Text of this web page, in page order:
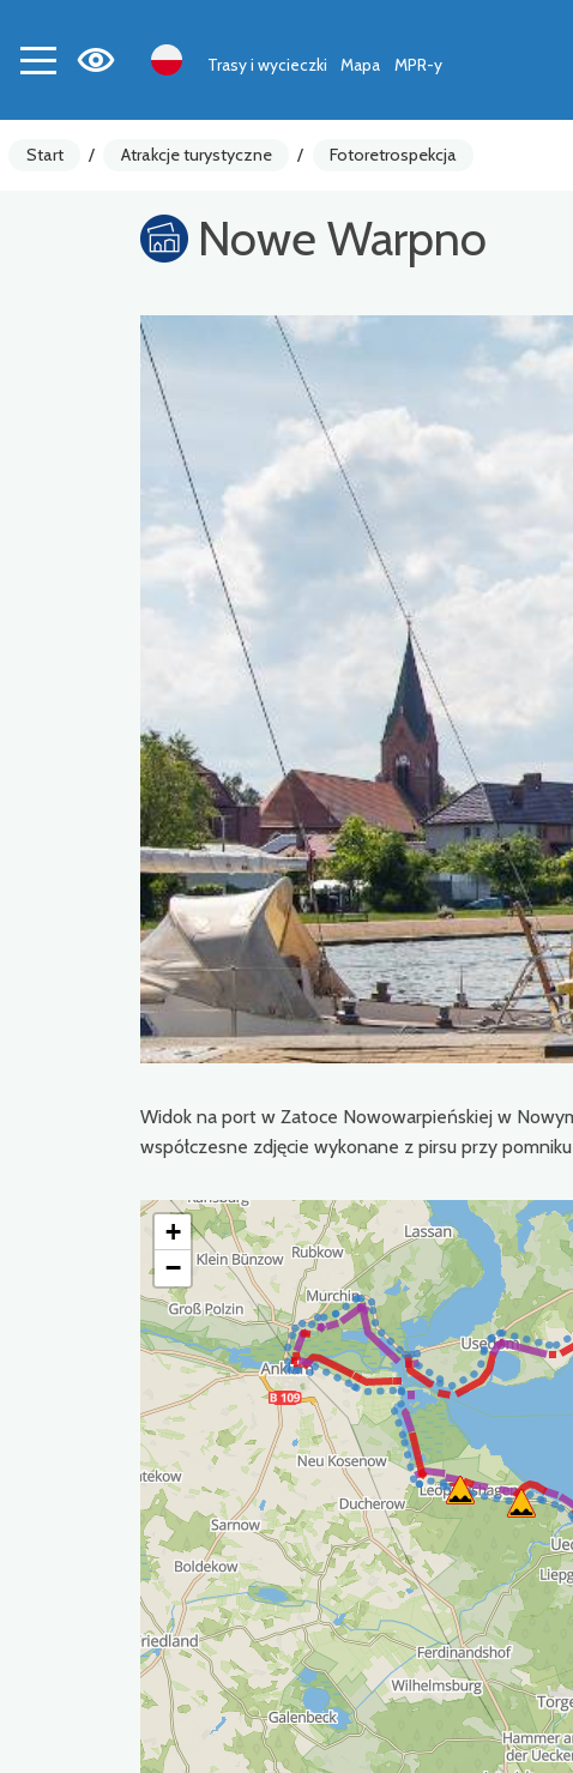
Trasy i wycieczki Mapa MPR-y
Start / Atrakcje turystyczne / Fotoretrospekcja
Nowe Warpno
Widok na port w Zatoce Nowowarpieńskiej w
współczesne zdjęcie wykonane z pirsu przy
+
−